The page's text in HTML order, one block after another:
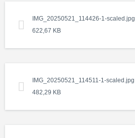
IMG_20250521_114426-1-scaled.jpg
622,67 KB
IMG_20250521_114511-1-scaled.jpg
482,29 KB